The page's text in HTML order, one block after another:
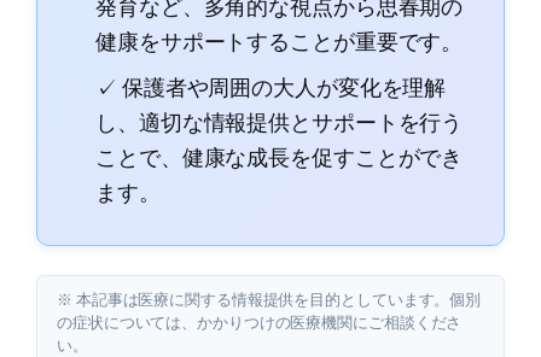
健康をサポートすることが重要です。
✓ 保護者や周囲の大人が変化を理解
し、適切な情報提供とサポートを行う
ことで、健康な成長を促すことができ
ます。
※ 本記事は医療に関する情報提供を目的としています。個別
の症状については、かかりつけの医療機関にご相談くださ
い。